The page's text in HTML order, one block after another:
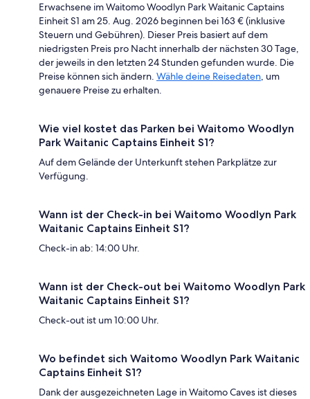
Erwachsene im Waitomo Woodlyn Park Waitanic Captains
Einheit S1 am 25. Aug. 2026 beginnen bei 163 € (inklusive
Steuern und Gebühren). Dieser Preis basiert auf dem
niedrigsten Preis pro Nacht innerhalb der nächsten 30 Tage,
der jeweils in den letzten 24 Stunden gefunden wurde. Die
Preise können sich ändern. Wähle deine Reisedaten, um
genauere Preise zu erhalten.
Wie viel kostet das Parken bei Waitomo Woodlyn
Park Waitanic Captains Einheit S1?
Auf dem Gelände der Unterkunft stehen Parkplätze zur
Verfügung.
Wann ist der Check-in bei Waitomo Woodlyn Park
Waitanic Captains Einheit S1?
Check-in ab: 14:00 Uhr.
Wann ist der Check-out bei Waitomo Woodlyn Park
Waitanic Captains Einheit S1?
Check-out ist um 10:00 Uhr.
Wo befindet sich Waitomo Woodlyn Park Waitanic
Captains Einheit S1?
Dank der ausgezeichneten Lage in Waitomo Caves ist dieses